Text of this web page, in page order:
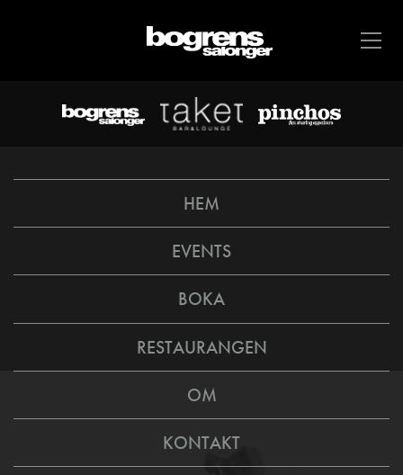
HEM
EVENTS
BOKA
RESTAURANGEN
OM
KONTAKT